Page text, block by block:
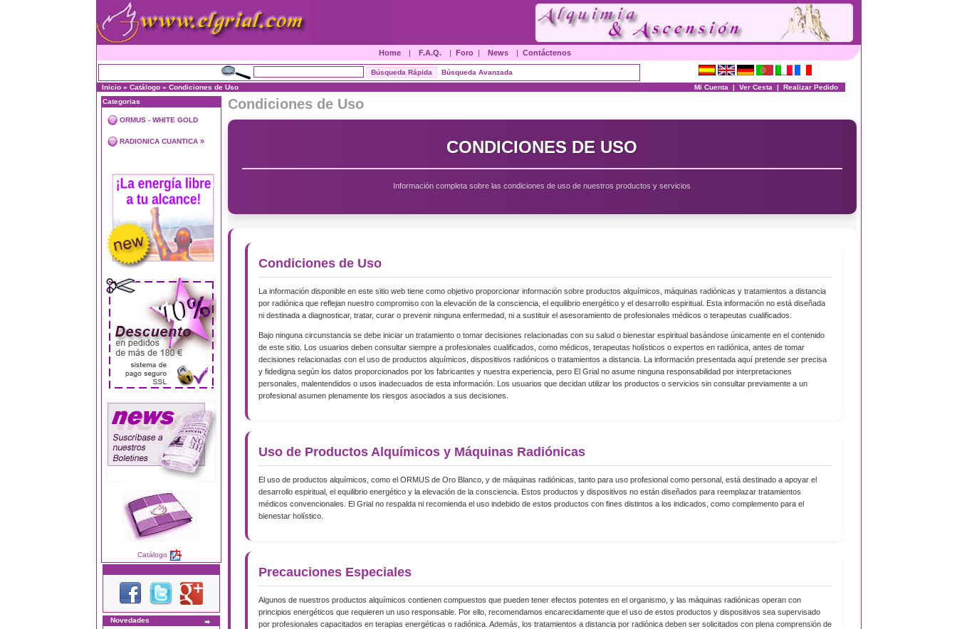
Home | F.A.Q. | Foro| News | Contáctenos
Búsqueda Avanzada
Inicio» Catálogo» Condiciones de Uso Mi Cuenta | Ver Cesta | Realizar Pedido
Categorias
ORMUS - WHITE GOLD
RADIONICA CUANTICA»
Catálogo
Novedades
Condiciones de Uso
CONDICIONES DE USO
Información completa sobre las condiciones de uso de nuestros productos y servicios
Condiciones de Uso
La información disponible en este sitio web tiene como objetivo proporcionar información sobre productos alquímicos, máquinas radiónicas y tratamientos a distancia
por radiónica que reflejan nuestro compromiso con la elevación de la consciencia, el equilibrio energético y el desarrollo espiritual. Esta información no está diseñada
ni destinada a diagnosticar, tratar, curar o prevenir ninguna enfermedad, ni a sustituir el asesoramiento de profesionales médicos o terapeutas cualificados.
Bajo ninguna circunstancia se debe iniciar un tratamiento o tomar decisiones relacionadas con su salud o bienestar espiritual basándose únicamente en el contenido
de este sitio. Los usuarios deben consultar siempre a profesionales cualificados, como médicos, terapeutas holísticos o expertos en radiónica, antes de tomar
decisiones relacionadas con el uso de productos alquímicos, dispositivos radiónicos o tratamientos a distancia. La información presentada aquí pretende ser precisa
y fidedigna según los datos proporcionados por los fabricantes y nuestra experiencia, pero El Grial no asume ninguna responsabilidad por interpretaciones
personales, malentendidos o usos inadecuados de esta información. Los usuarios que decidan utilizar los productos o servicios sin consultar previamente a un
profesional asumen plenamente los riesgos asociados a sus decisiones.
Uso de Productos Alquímicos y Máquinas Radiónicas
El uso de productos alquímicos, como el ORMUS de Oro Blanco, y de máquinas radiónicas, tanto para uso profesional como personal, está destinado a apoyar el
desarrollo espiritual, el equilibrio energético y la elevación de la consciencia. Estos productos y dispositivos no están diseñados para reemplazar tratamientos
médicos convencionales. El Grial no respalda ni recomienda el uso indebido de estos productos con fines distintos a los indicados, como complemento para el
bienestar holístico.
Precauciones Especiales
Algunos de nuestros productos alquímicos contienen compuestos que pueden tener efectos potentes en el organismo, y las máquinas radiónicas operan con
principios energéticos que requieren un uso responsable. Por ello, recomendamos encarecidamente que el uso de estos productos y dispositivos sea supervisado
por profesionales capacitados en terapias energéticas o radiónica. Además, los tratamientos a distancia por radiónica deben ser solicitados con plena comprensión de